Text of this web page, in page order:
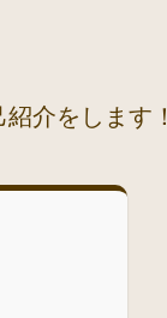
介をします！